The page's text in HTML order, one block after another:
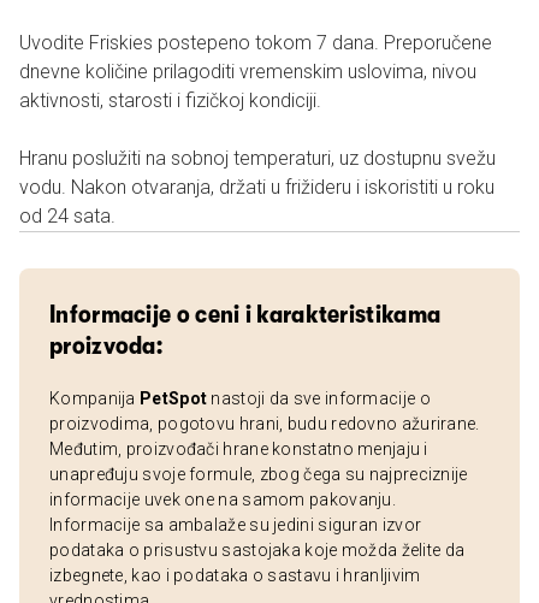
Uvodite Friskies postepeno tokom 7 dana. Preporučene
dnevne količine prilagoditi vremenskim uslovima, nivou
aktivnosti, starosti i fizičkoj kondiciji.
Hranu poslužiti na sobnoj temperaturi, uz dostupnu svežu
vodu. Nakon otvaranja, držati u frižideru i iskoristiti u roku
od 24 sata.
Informacije o ceni i karakteristikama
proizvoda:
Kompanija PetSpot nastoji da sve informacije o
proizvodima, pogotovu hrani, budu redovno ažurirane.
Međutim, proizvođači hrane konstatno menjaju i
unapređuju svoje formule, zbog čega su najpreciznije
informacije uvek one na samom pakovanju.
Informacije sa ambalaže su jedini siguran izvor
podataka o prisustvu sastojaka koje možda želite da
izbegnete, kao i podataka o sastavu i hranljivim